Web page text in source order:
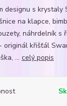
designu s krystaly
na klapce,
náhrdelník s
originál křišťál
... celý popis